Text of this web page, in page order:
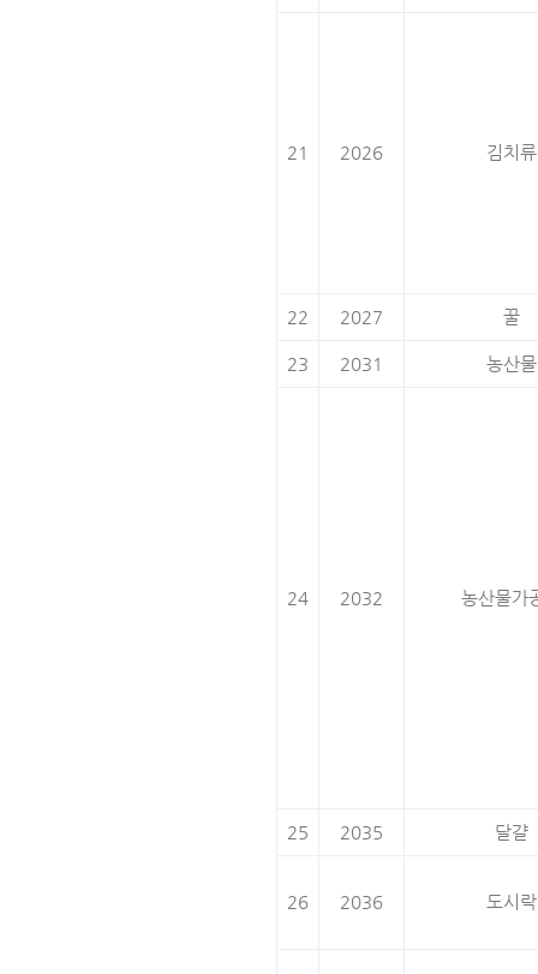
21 2026 김치류
22 2027 꿀
23 2031 농산물
24 2032 농산물가
25 2035 달걀
26 2036 도시락